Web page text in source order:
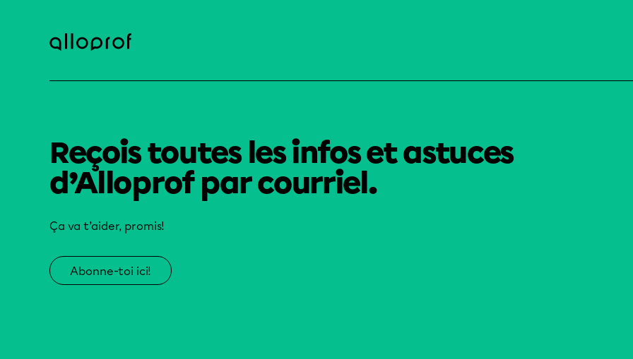
Reçois toutes les infos et astuces
d’Alloprof par courriel.
Ça va t’aider, promis!
Abonne-toi ici!